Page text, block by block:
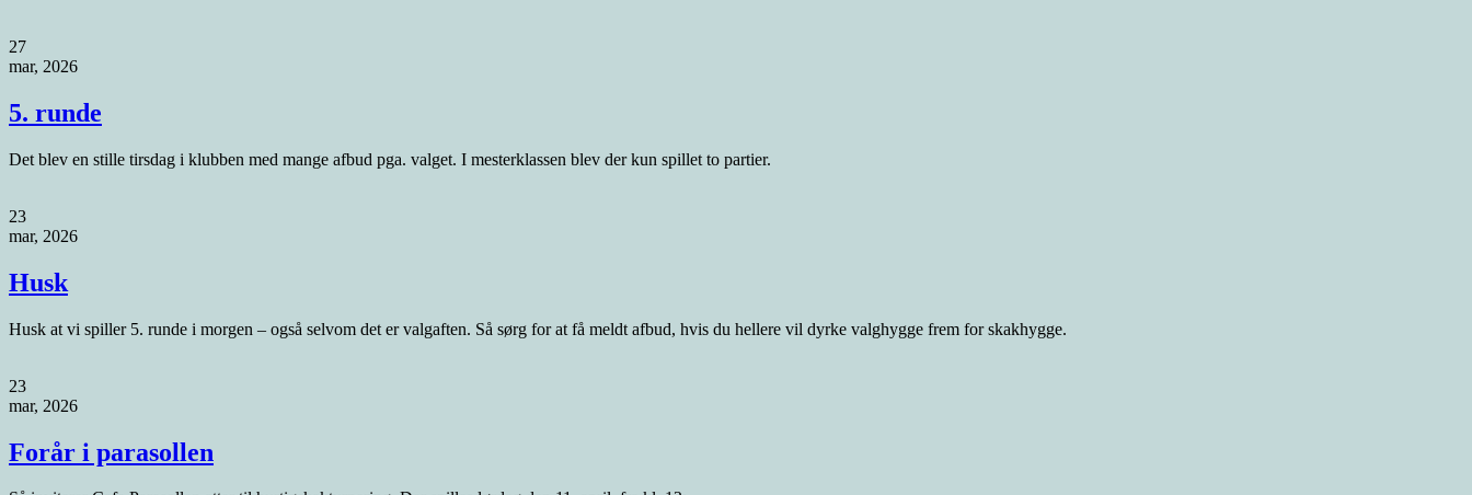
27
mar, 2026
5. runde
Det blev en stille tirsdag i klubben med mange afbud pga. valget. I mesterklassen blev der kun spillet to partier.
23
mar, 2026
Husk
Husk at vi spiller 5. runde i morgen – også selvom det er valgaften. Så sørg for at få meldt afbud, hvis du hellere vil dyrke valghygge frem for skakhygge.
23
mar, 2026
Forår i parasollen